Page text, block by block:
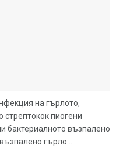
на гърлото,
стрептокок пиогени
бактериалното възпалено
гърло...